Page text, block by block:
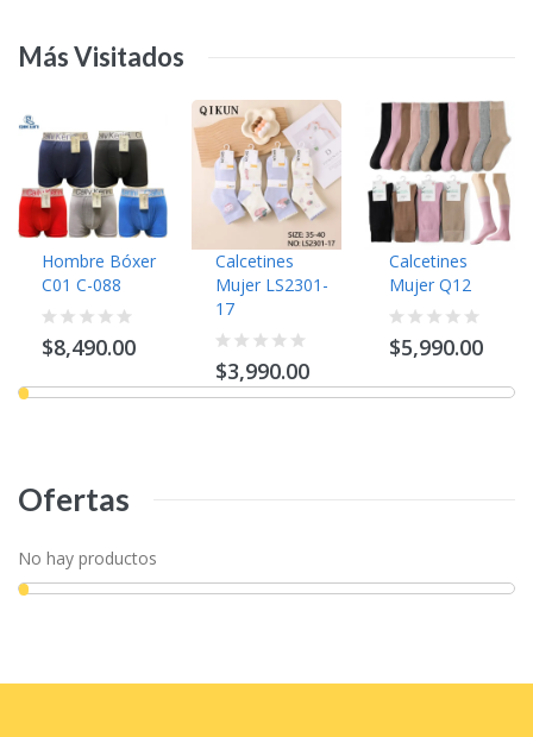
MásVisitados
Hombre Bóxer
C01 C-088
$8,490.00
Calcetines
Mujer LS2301-
17
$3,990.00
Calcetines
Mujer Q12
$5,990.00
Ofertas
No hay productos